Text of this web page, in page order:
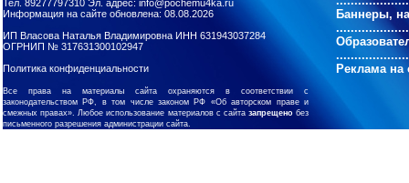
Баннеры,
Реклама на
Тел. 89277797310 Эл. адрес: info@pochemu4ka.ru
Информация на сайте обновлена: 08.08.2026
ИП Власова Наталья Владимировна ИНН 631943037284
ОГРНИП № 317631300102947
Политика конфиденциальности
Все права на материалы сайта охраняются в соответствии с
законодательством РФ, в том числе законом РФ «Об авторском праве и
смежных правах». Любое использование материалов с сайта запрещенобез
письменного разрешения администрации сайта.